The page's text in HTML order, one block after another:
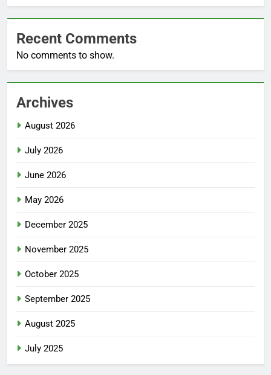
Recent Comments
No comments to show.
Archives
August 2026
July 2026
June 2026
May 2026
December 2025
November 2025
October 2025
September 2025
August 2025
July 2025